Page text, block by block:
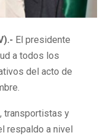
El presidente
a todos los
del acto de
transportistas y
respaldo a nivel